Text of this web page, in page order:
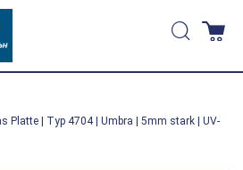
Inhalt
Suche
Platte | Typ 4704 | Umbra | 5mm stark | UV-